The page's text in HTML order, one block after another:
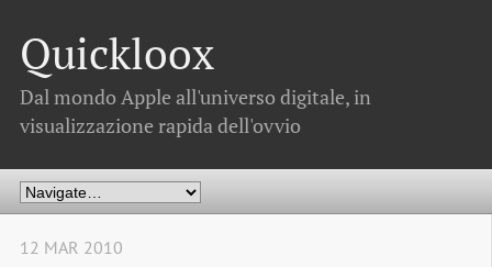
Quickloox
Dal mondo Apple all'universo digitale, in
visualizzazione rapida dell'ovvio
12 MAR 2010